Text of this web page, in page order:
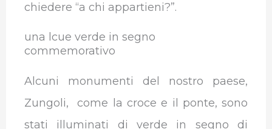
chiedere “a chi appartieni?”.
una lcue verde in segno
commemorativo
Alcuni monumenti del nostro paese,
Zungoli, come la croce e il ponte, sono
stati illuminati di verde in segno di